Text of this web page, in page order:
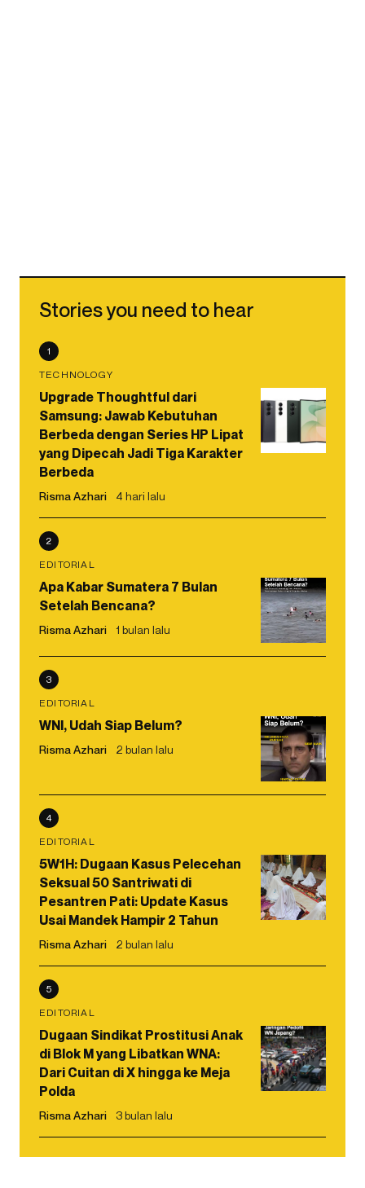
Stories you need to hear
1
TECHNOLOGY
Upgrade Thoughtful dari
Samsung: Jawab Kebutuhan
Berbeda dengan Series HP Lipat
yang Dipecah Jadi Tiga Karakter
Berbeda
Risma Azhari 4 hari lalu
2
EDITORIAL
Apa Kabar Sumatera 7 Bulan
Setelah Bencana?
Risma Azhari 1 bulan lalu
3
EDITORIAL
WNI, Udah Siap Belum?
Risma Azhari 2 bulan lalu
4
EDITORIAL
5W1H: Dugaan Kasus Pelecehan
Seksual 50 Santriwati di
Pesantren Pati: Update Kasus
Usai Mandek Hampir 2 Tahun
Risma Azhari 2 bulan lalu
5
EDITORIAL
Dugaan Sindikat Prostitusi Anak
di Blok M yang Libatkan WNA:
Dari Cuitan di X hingga ke Meja
Polda
Risma Azhari 3 bulan lalu